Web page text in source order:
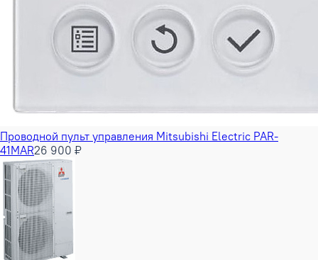
Проводной пульт управления Mitsubishi Electric PAR-
41MAR26 900 ₽